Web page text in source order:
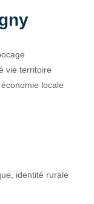
vie territoire
locale
identité rurale